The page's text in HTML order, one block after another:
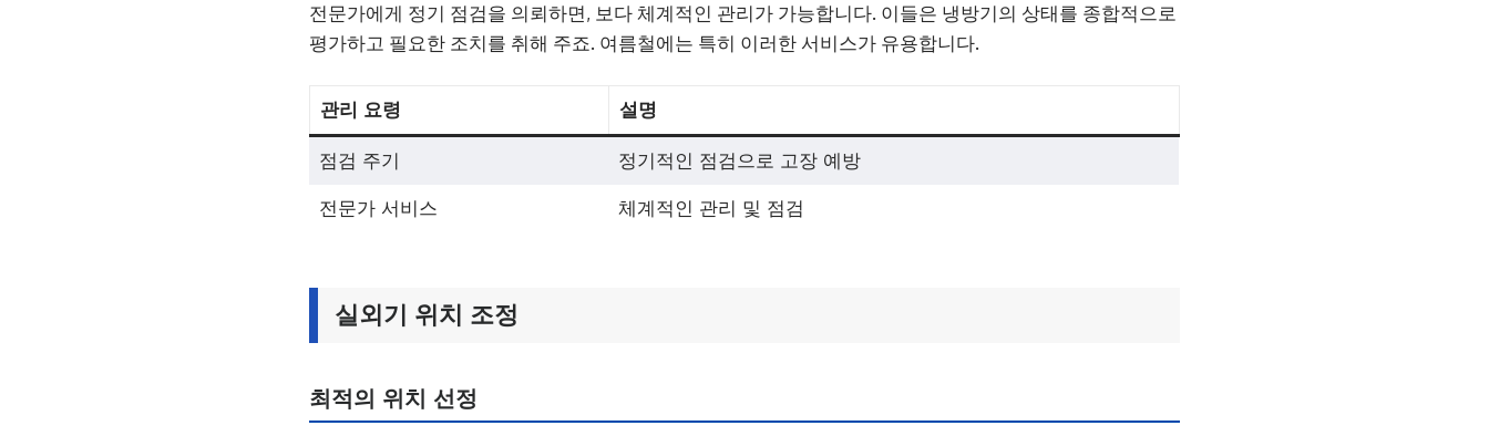
전문가에게 정기 점검을 의뢰하면, 보다 체계적인 관리가 가능합니다. 이들은 냉방기의 상태를 종합적으로
평가하고 필요한 조치를 취해 주죠. 여름철에는 특히 이러한 서비스가 유용합니다.
관리 요령 설명
점검 주기 정기적인 점검으로 고장 예방
전문가 서비스 체계적인 관리 및 점검
실외기 위치 조정
최적의 위치 선정